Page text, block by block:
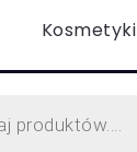
Kosmetyki